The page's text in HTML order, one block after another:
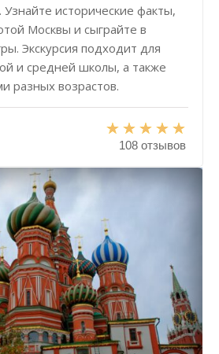
исторические факты,
Москвы и сыграйте в
Экскурсия подходит для
и средней школы, а также
разных возрастов.
108 отзывов